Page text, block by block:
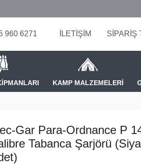
960 6271 İLETİŞİM SİPARİŞ
KAMP MALZEMELERİ
Gar Para-Ordnance P
Tabanca Şarjörü